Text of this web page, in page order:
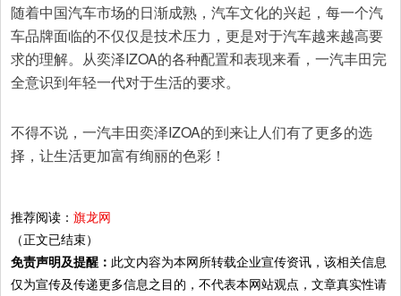
随着中国汽车市场的日渐成熟，汽车文化的兴起，每一个汽
车品牌面临的不仅仅是技术压力，更是对于汽车越来越高要
求的理解。从奕泽IZOA的各种配置和表现来看，一汽丰田完
全意识到年轻一代对于生活的要求。
不得不说，一汽丰田奕泽IZOA的到来让人们有了更多的选
择，让生活更加富有绚丽的色彩！
推荐阅读：旗龙网
（正文已结束）
免责声明及提醒： 此文内容为本网所转载企业宣传资讯，该相关信息
仅为宣传及传递更多信息之目的，不代表本网站观点，文章真实性请